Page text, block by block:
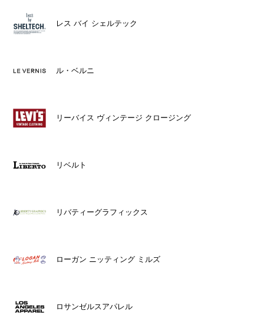
レス バイ シェルテック
ル・ベルニ
リーバイス ヴィンテージ クロージング
リベルト
リバティーグラフィックス
ローガン ニッティング ミルズ
ロサンゼルスアパレル